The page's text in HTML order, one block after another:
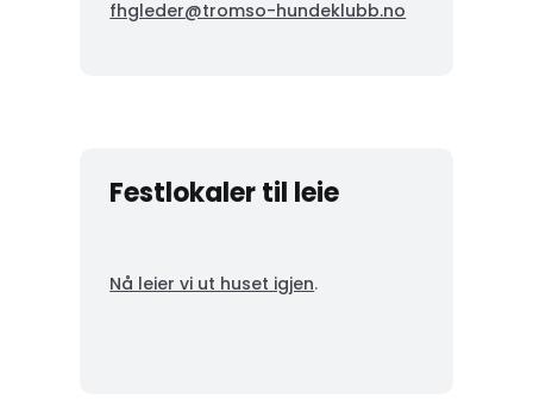
fhgleder@tromso-hundeklubb.no
Festlokaler til leie
Nå leier vi ut huset igjen.